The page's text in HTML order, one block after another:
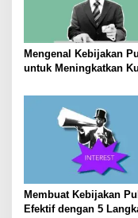
Mengenal Kebijakan
untuk Meningkatkan
Membuat Kebijakan
Efektif dengan 5